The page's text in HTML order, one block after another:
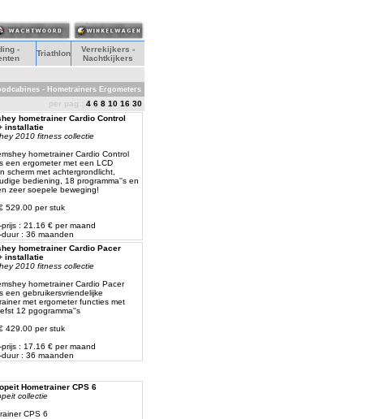
-
Triathlon
Verrekijkers -
Nachtkijkers
- Hometrainers Ergometers
per pag.: 4 6 8 10 16 30
hometrainer Cardio Control
installatie
2010 fitness collectie
hometrainer Cardio Control
een ergometer met een LCD
scherm met achtergrondlicht,
bediening, 18 programma''s en
zeer soepele beweging!
529.00 per stuk
: 21.16 € per maand
duur : 36 maanden
hometrainer Cardio Pacer
installatie
2010 fitness collectie
hometrainer Cardio Pacer
een gebruikersvriendelijke
met ergometer functies met
12 pgogramma''s
429.00 per stuk
: 17.16 € per maand
duur : 36 maanden
Hometrainer CPS 6
collectie
CPS 6